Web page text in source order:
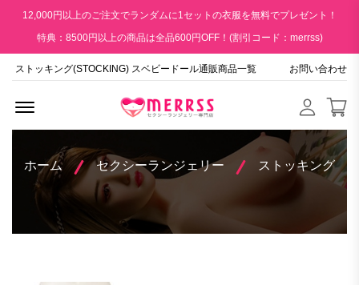
12,000円以上のご注文でランダムに1セットの衣服を無料でプレゼント！
特典：8500円以上の商品は全品600円OFF！(割引コード：merrss)
ストッキング(STOCKING) スベビードール通販商品一覧 お問い合わせ
ホーム セクシーランジェリー ストッキング